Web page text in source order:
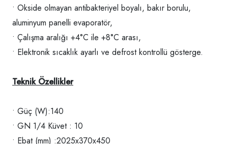
• Okside olmayan antibakteriyel boyalı, bakır borulu,
aluminyum panelli evaporatör,
• Çalışma aralığı +4°C ile +8°C arası,
• Elektronik sıcaklık ayarlı ve defrost kontrollü gösterge.
Teknik Özellikler
• Güç (W):140
• GN 1/4 Küvet : 10
• Ebat (mm) :2025x370x450